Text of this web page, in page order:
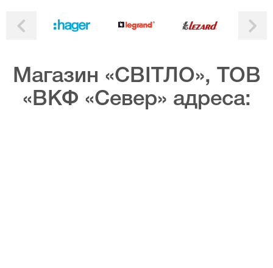
Магазин «СВІТЛО», ТОВ
«ВКФ «Север» адреса: